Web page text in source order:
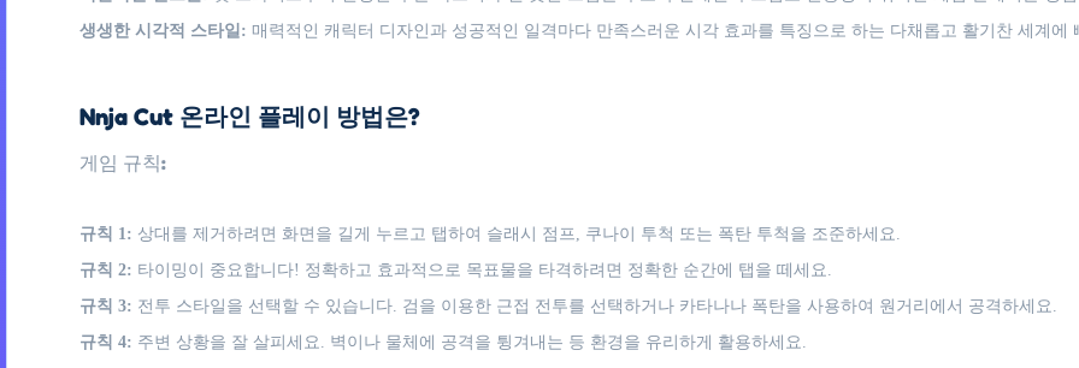
생생한 시각적 스타일: 매력적인 캐릭터 디자인과 성공적인 일격마다 만족스러운 시각 효과를 특징으로 하는 다채롭고 활기찬 세계에
Nnja Cut 온라인 플레이 방법은?
게임 규칙:
규칙 1: 상대를 제거하려면 화면을 길게 누르고 탭하여 슬래시 점프, 쿠나이 투척 또는 폭탄 투척을 조준하세요.
규칙 2: 타이밍이 중요합니다! 정확하고 효과적으로 목표물을 타격하려면 정확한 순간에 탭을 떼세요.
규칙 3: 전투 스타일을 선택할 수 있습니다. 검을 이용한 근접 전투를 선택하거나 카타나나 폭탄을 사용하여 원거리에서 공격하세요.
규칙 4: 주변 상황을 잘 살피세요. 벽이나 물체에 공격을 튕겨내는 등 환경을 유리하게 활용하세요.